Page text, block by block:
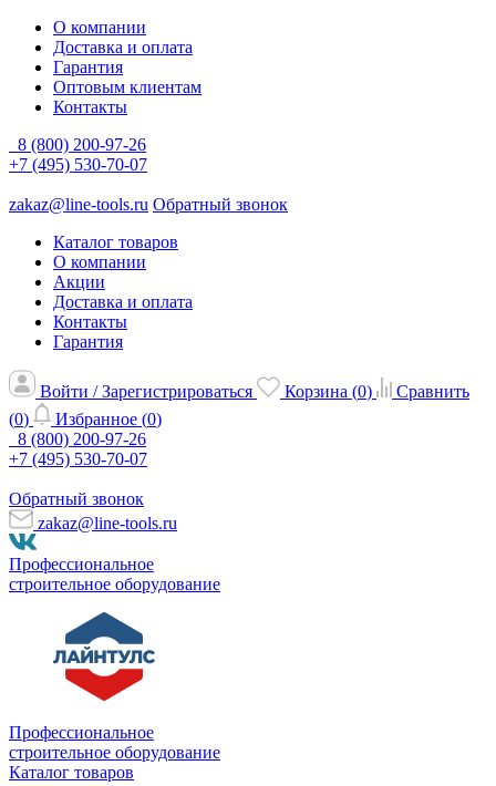
О компании
Доставка и оплата
Гарантия
Оптовым клиентам
Контакты
8 (800) 200-97-26
+7 (495) 530-70-07
zakaz@line-tools.ru Обратный звонок
Каталог товаров
О компании
Акции
Доставка и оплата
Контакты
Гарантия
Войти / Зарегистрироваться Корзина (0)
Сравнить
(0) Избранное (0)
8 (800) 200-97-26
+7 (495) 530-70-07
Обратный звонок
zakaz@line-tools.ru
Профессиональное
строительное оборудование
Профессиональное
строительное оборудование
Каталог товаров